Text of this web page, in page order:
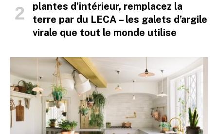
plantes d’intérieur, remplacez la
terre par du LECA – les galets d’argile
virale que tout le monde utilise